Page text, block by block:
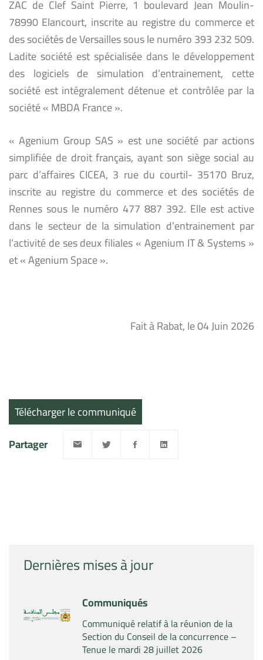
Dernières mises à jour
Communiqués
Communiqué relatif à la réunion de la
Section du Conseil de la concurrence –
Tenue le mardi 28 juillet 2026
ZAC de Clef Saint Pierre, 1 boulevard Jean Moulin-
78990 Elancourt, inscrite au registre du commerce et
des sociétés de Versailles sous le numéro 393 232 509.
Ladite société est spécialisée dans le développement
des logiciels de simulation d’entrainement, cette
société est intégralement détenue et contrôlée par la
société « MBDA France ».
« Agenium Group SAS » est une société par actions
simplifiée de droit français, ayant son siège social au
parc d’affaires CICEA, 3 rue du courtil- 35170 Bruz,
inscrite au registre du commerce et des sociétés de
Rennes sous le numéro 477 887 392. Elle est active
dans le secteur de la simulation d’entrainement par
l’activité de ses deux filiales « Agenium IT & Systems »
et « Agenium Space ».
Fait à Rabat, le 04 Juin 2026
Télécharger le communiqué
Partager